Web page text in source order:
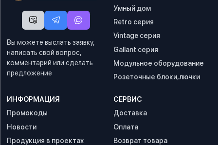
Вы можете выслать заявку,
написать свой вопрос,
комментарий или сделать
предложение
Умный дом
Retro серия
Vintage серия
Gallant серия
Модульное оборудование
Розеточные блоки,лючки
ИНФОРМАЦИЯ
Промокоды
Новости
Продукция в проектах
СЕРВИС
Доставка
Оплата
Возврат товара